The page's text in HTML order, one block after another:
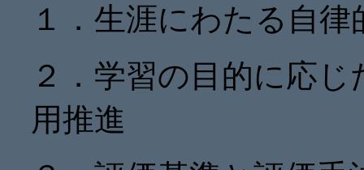
１．生涯にわたる自
２．学習の目的に応
用推進